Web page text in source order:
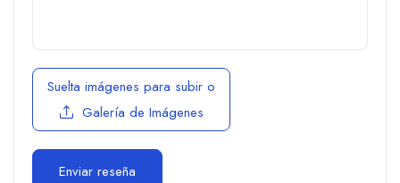
Suelta imágenes para subir o
Galería de Imágenes